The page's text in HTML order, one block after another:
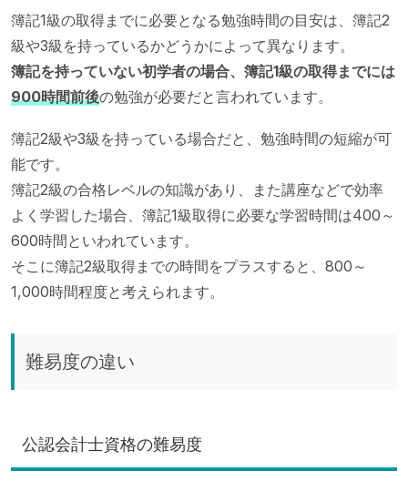
簿記1級の取得までに必要となる勉強時間の目安は、簿記2
級や3級を持っているかどうかによって異なります。
簿記を持っていない初学者の場合、簿記1級の取得までには
900時間前後の勉強が必要だと言われています。
簿記2級や3級を持っている場合だと、勉強時間の短縮が可
能です。
簿記2級の合格レベルの知識があり、また講座などで効率
よく学習した場合、簿記1級取得に必要な学習時間は400～
600時間といわれています。
そこに簿記2級取得までの時間をプラスすると、800～
1,000時間程度と考えられます。
難易度の違い
公認会計士資格の難易度